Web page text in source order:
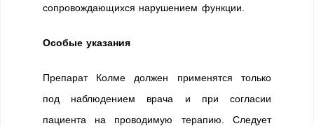
сопровождающихся нарушением функции.
Особые указания
Препарат Колме должен применятся только
под наблюдением врача и при согласии
пациента на проводимую терапию. Следует